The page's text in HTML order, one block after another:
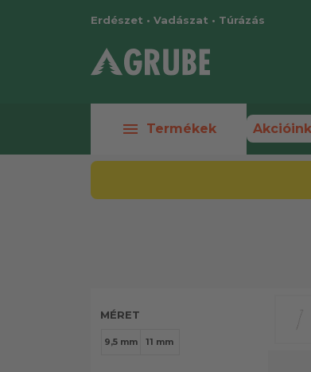
Erdészet • Vadászat • Túrázás
menu Termékek Akcióink
MÉRET
9,5 mm 11 mm